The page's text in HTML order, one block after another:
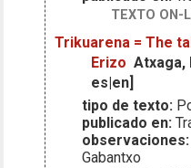
TEXTO ON-
Trikuarena = The
Erizo Atxaga,
es|en]
tipo de texto:
publicado en:
observaciones:
Gabantxo